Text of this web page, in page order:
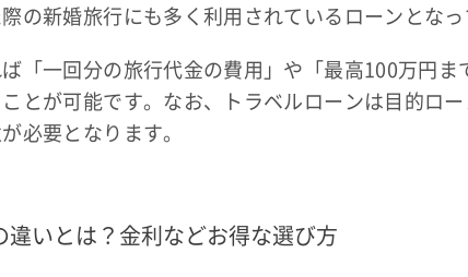
の新婚旅行にも多く利用されているローンとな
「一回分の旅行代金の費用」や「最高100万円
とが可能です。なお、トラベルローンは目的ロ
必要となります。
いとは？金利などお得な選び方